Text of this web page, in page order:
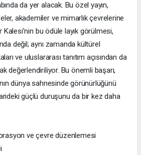
da yer alacak. Bu özel yayın,
akademiler ve mimarlık çevrelerine
Kalesi’nin bu ödüle layık görülmesi,
değil; aynı zamanda kültürel
ve uluslararası tanıtım açısından da
değerlendiriliyor. Bu önemli başarı,
dünya sahnesinde görünürlüğünü
güçlü duruşunu da bir kez daha
ve çevre düzenlemesi